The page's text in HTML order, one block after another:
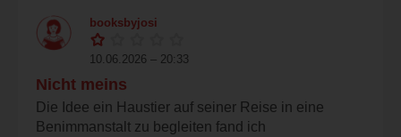
booksbyjosi
10.06.2026 – 20:33
Nicht meins
Die Idee ein Haustier auf seiner Reise in eine
Benimmanstalt zu begleiten fand ich